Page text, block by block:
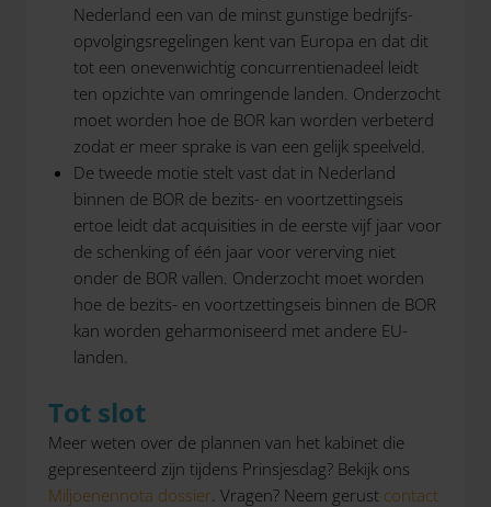
Nederland een van de minst gunstige bedrijfs-
opvolgingsregelingen kent van Europa en dat dit
tot een onevenwichtig concurrentienadeel leidt
ten opzichte van omringende landen. Onderzocht
moet worden hoe de BOR kan worden verbeterd
zodat er meer sprake is van een gelijk speelveld.
De tweede motie stelt vast dat in Nederland
binnen de BOR de bezits- en voortzettingseis
ertoe leidt dat acquisities in de eerste vijf jaar voor
de schenking of één jaar voor vererving niet
onder de BOR vallen. Onderzocht moet worden
hoe de bezits- en voortzettingseis binnen de BOR
kan worden geharmoniseerd met andere EU-
landen.
Tot slot
Meer weten over de plannen van het kabinet die
gepresenteerd zijn tijdens Prinsjesdag? Bekijk ons
Miljoenennota dossier . Vragen? Neem gerust contact